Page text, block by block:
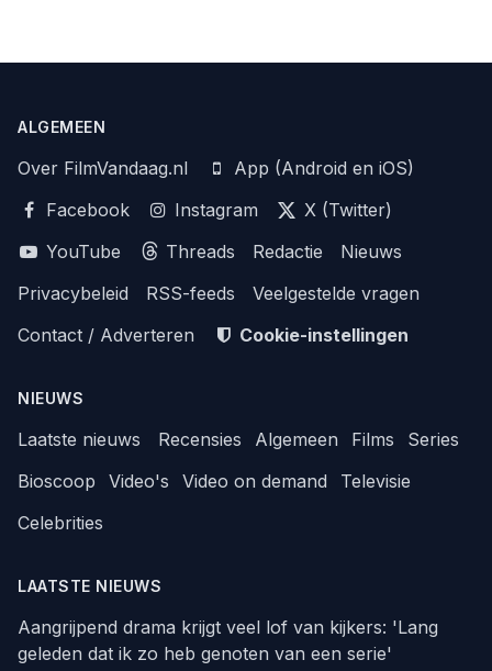
ALGEMEEN
Over FilmVandaag.nl
App (Android en iOS)
Facebook
Instagram
X (Twitter)
YouTube
Threads Redactie
Nieuws
Privacybeleid
RSS-feeds
Veelgestelde vragen
Contact / Adverteren
Cookie-instellingen
NIEUWS
Laatste nieuws Recensies Algemeen Films
Series
Bioscoop
Video's Video on demand
Televisie
Celebrities
LAATSTE NIEUWS
Aangrijpend drama krijgt veel lof van kijkers: 'Lang
geleden dat ik zo heb genoten van een serie'